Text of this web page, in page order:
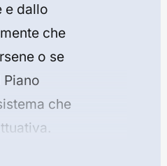
e dallo
che
o se
che